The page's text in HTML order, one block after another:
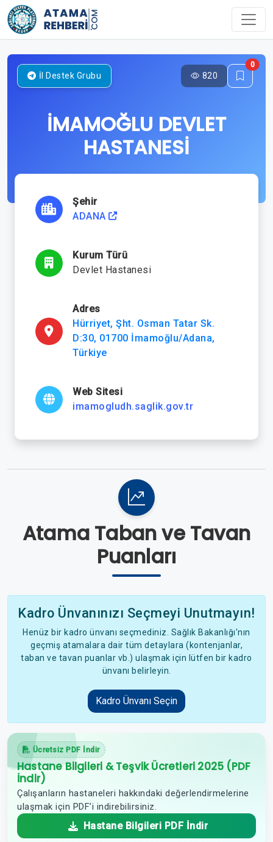
İMAMOĞLU DEVLET
HASTANESİ
İl Destek Grubu 820
0
Şehir
ADANA
Kurum Türü
Devlet Hastanesi
Adres
Hürriyet, Şht. Osman Tatar Sk.
D:30, 01700 İmamoğlu/Adana,
Türkiye
Web Sitesi
imamogludh.saglik.gov.tr
Atama Taban ve Tavan
Puanları
Kadro Ünvanınızı Seçmeyi Unutmayın!
Henüz bir kadro ünvanı seçmediniz. Sağlık Bakanlığı'nın
geçmiş atamalara dair tüm detaylara (kontenjanlar,
taban ve tavan puanlar vb.) ulaşmak için lütfen bir kadro
ünvanı belirleyin.
Kadro Ünvanı Seçin
Ücretsiz PDF İndir
Hastane Bilgileri & Teşvik Ücretleri 2025 (PDF
İndir)
Çalışanların hastaneleri hakkındaki değerlendirmelerine
ulaşmak için PDF’i indirebilirsiniz.
Hastane Bilgileri PDF İndir